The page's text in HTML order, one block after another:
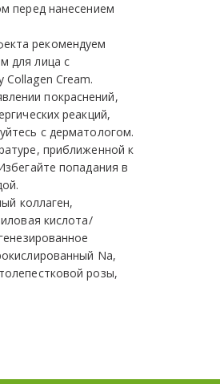
перед нанесением
рекомендуем
для лица с
Collagen Cream.
покраснений,
реакций,
с дерматологом.
приближенной к
попадания в
коллаген,
кислота/
Na,
розы,